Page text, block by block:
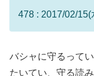
478 : 2017/02/15(
バシャに守るって
たいてい、守る読